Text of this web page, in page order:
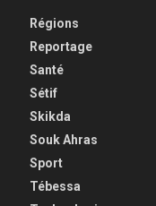
Régions
Reportage
Santé
Sétif
Skikda
Souk Ahras
Sport
Tébessa